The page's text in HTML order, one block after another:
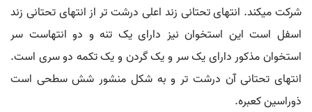
شرکت میکند. انتهای تحتانی زند اعلی درشت تر از انتهای تحتانی زند
اسفل است این استخوان نیز دارای یک تنه و دو انتهاست سر
استخوان مذکور دارای یک سر و یک گردن و یک تکمه دو سری است.
انتهای تحتانی آن درشت تر و به شکل منشور شش سطحی است
ذوراسین کعبره.